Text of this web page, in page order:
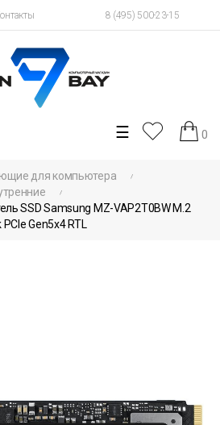
8 (495) 500-23-15
Toggle
navigation
☰ 0
для компьютера
SSD Samsung MZ-VAP2T0BW M.2
Gen5x4 RTL